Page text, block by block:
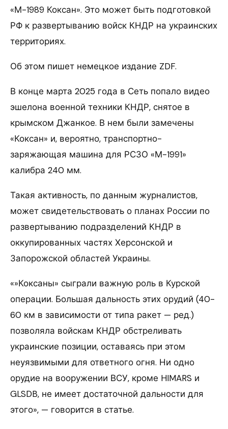
«М-1989 Коксан». Это может быть подготовкой
РФ к развертыванию войск КНДР на украинских
территориях.
Об этом пишет немецкое издание ZDF.
В конце марта 2025 года в Сеть попало видео
эшелона военной техники КНДР, снятое в
крымском Джанкое. В нем были замечены
«Коксан» и, вероятно, транспортно-
заряжающая машина для РСЗО «М-1991»
калибра 240 мм.
Такая активность, по данным журналистов,
может свидетельствовать о планах России по
развертыванию подразделений КНДР в
оккупированных частях Херсонской и
Запорожской областей Украины.
«»Коксаны» сыграли важную роль в Курской
операции. Большая дальность этих орудий (40-
60 км в зависимости от типа ракет — ред.)
позволяла войскам КНДР обстреливать
украинские позиции, оставаясь при этом
неуязвимыми для ответного огня. Ни одно
орудие на вооружении ВСУ, кроме HIMARS и
GLSDB, не имеет достаточной дальности для
этого», — говорится в статье.